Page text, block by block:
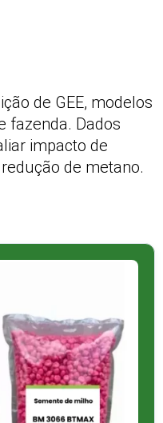
de GEE, modelos
fazenda. Dados
impacto de
de metano.